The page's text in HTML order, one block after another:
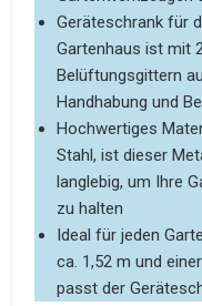
Geräteschrank für
Gartenhaus ist mit
Belüftungsgittern
Handhabung und
Hochwertiges
Stahl, ist dieser
langlebig, um Ihre
zu halten
Ideal für jeden
ca. 1,52 m und
passt der